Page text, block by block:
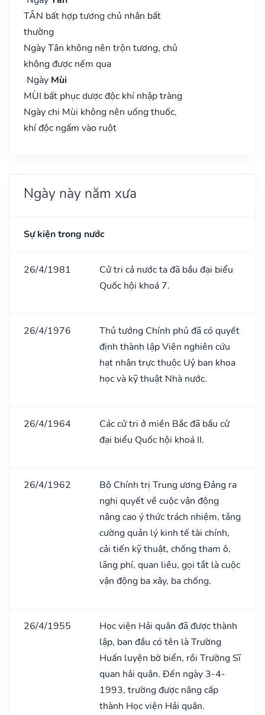
TÂN bất hợp tương chủ nhân bất
thường
Ngày Tân không nên trộn tương, chủ
không được nếm qua
Ngày Mùi
MÙI bất phục dược độc khí nhập tràng
Ngày chi Mùi không nên uống thuốc,
khí độc ngấm vào ruột
Ngày này năm xưa
Sự kiện trong nước
26/4/1981
Cử tri cả nước ta đã bầu đại biểu
Quốc hội khoá 7.
26/4/1976
Thủ tướng Chính phủ đã có quyết
định thành lập Viện nghiên cứu
hạt nhân trực thuộc Uỷ ban khoa
học và kỹ thuật Nhà nước.
26/4/1964
Các cử tri ở miền Bắc đã bầu cử
đại biểu Quốc hội khoá II.
26/4/1962
Bộ Chính trị Trung ương Đảng ra
nghị quyết về cuộc vận động
nâng cao ý thức trách nhiệm, tǎng
cường quản lý kinh tế tài chính,
cải tiến kỹ thuật, chống tham ô,
lãng phí, quan liêu, gọi tắt là cuộc
vận động ba xây, ba chống.
26/4/1955
Học viện Hải quân đã được thành
lập, ban đầu có tên là Trường
Huấn luyện bờ biển, rồi Trường Sĩ
quan hải quân. Đến ngày 3-4-
1993, trường được nâng cấp
thành Học viện Hải quân.